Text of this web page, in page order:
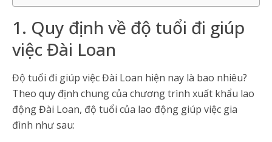
1. Quy định về độ tuổi đi giúp
việc Đài Loan
Độ tuổi đi giúp việc Đài Loan hiện nay là bao nhiêu?
Theo quy định chung của chương trình xuất khẩu lao
động Đài Loan, độ tuổi của lao động giúp việc gia
đình như sau: